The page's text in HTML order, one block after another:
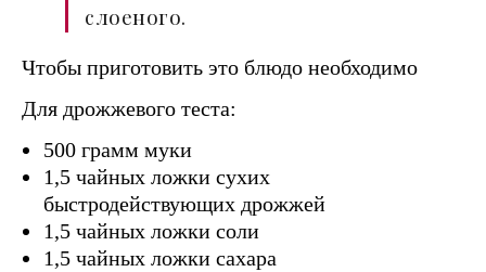
слоеного.
Чтобы приготовить это блюдо необходимо
Для дрожжевого теста:
500 грамм муки
1,5 чайных ложки сухих
быстродействующих дрожжей
1,5 чайных ложки соли
1,5 чайных ложки сахара